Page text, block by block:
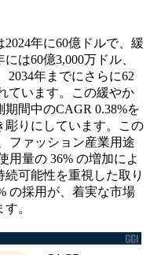
年に60億ドルで、緩
は60億3,000万ドル、
2034年までにさらに62
ています。この緩やか
期間中のCAGR 0.38%を
彫りにしています。この
ファッション産業用途
用量の 36% の増加によ
可能性を重視した取り
の採用が、着実な市場
。